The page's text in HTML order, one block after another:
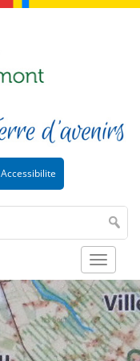
Accessibilite